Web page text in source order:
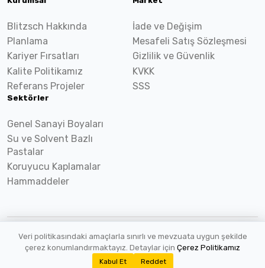
Veri politikasındaki amaçlarla sınırlı ve mevzuata uygun şekilde
çerez konumlandırmaktayız. Detaylar için Çerez Politikamız
Kabul Et Reddet
Blitzsch Hakkında
Planlama
Kariyer Fırsatları
Kalite Politikamız
Referans Projeler
İade ve Değişim
Mesafeli Satış Sözleşmesi
Gizlilik ve Güvenlik
KVKK
SSS
Sektörler
Genel Sanayi Boyaları
Su ve Solvent Bazlı
Pastalar
Koruyucu Kaplamalar
Hammaddeler
2026 © Blitzsch.comTüm hakları saklıdır.